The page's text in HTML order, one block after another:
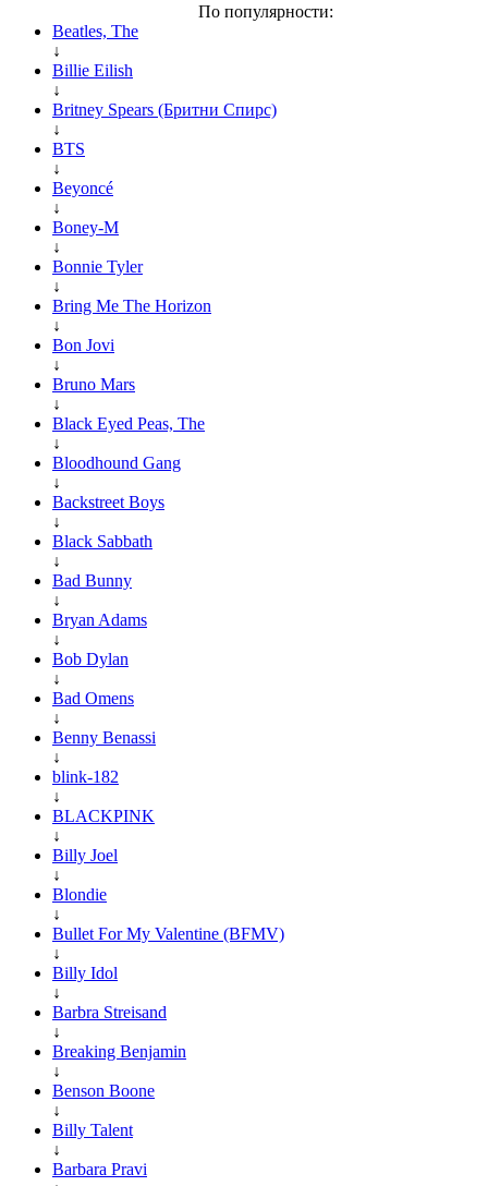
По популярности:
Beatles, The
↓
Billie Eilish
↓
Britney Spears (Бритни Спирс)
↓
BTS
↓
Beyoncé
↓
Boney-M
↓
Bonnie Tyler
↓
Bring Me The Horizon
↓
Bon Jovi
↓
Bruno Mars
↓
Black Eyed Peas, The
↓
Bloodhound Gang
↓
Backstreet Boys
↓
Black Sabbath
↓
Bad Bunny
↓
Bryan Adams
↓
Bob Dylan
↓
Bad Omens
↓
Benny Benassi
↓
blink-182
↓
BLACKPINK
↓
Billy Joel
↓
Blondie
↓
Bullet For My Valentine (BFMV)
↓
Billy Idol
↓
Barbra Streisand
↓
Breaking Benjamin
↓
Benson Boone
↓
Billy Talent
↓
Barbara Pravi